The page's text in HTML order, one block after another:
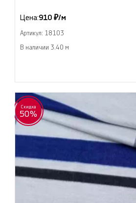
Цена:910 ₽/м
Артикул: 18103
В наличии 3.40 м
Скидка
50%